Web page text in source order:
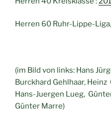
Herren 60 Ruhr-Lippe-Liga,
(im Bild von links: Hans
Burckhard Gehlhaar,
Hans-Juergen Lueg,
Günter Marre)